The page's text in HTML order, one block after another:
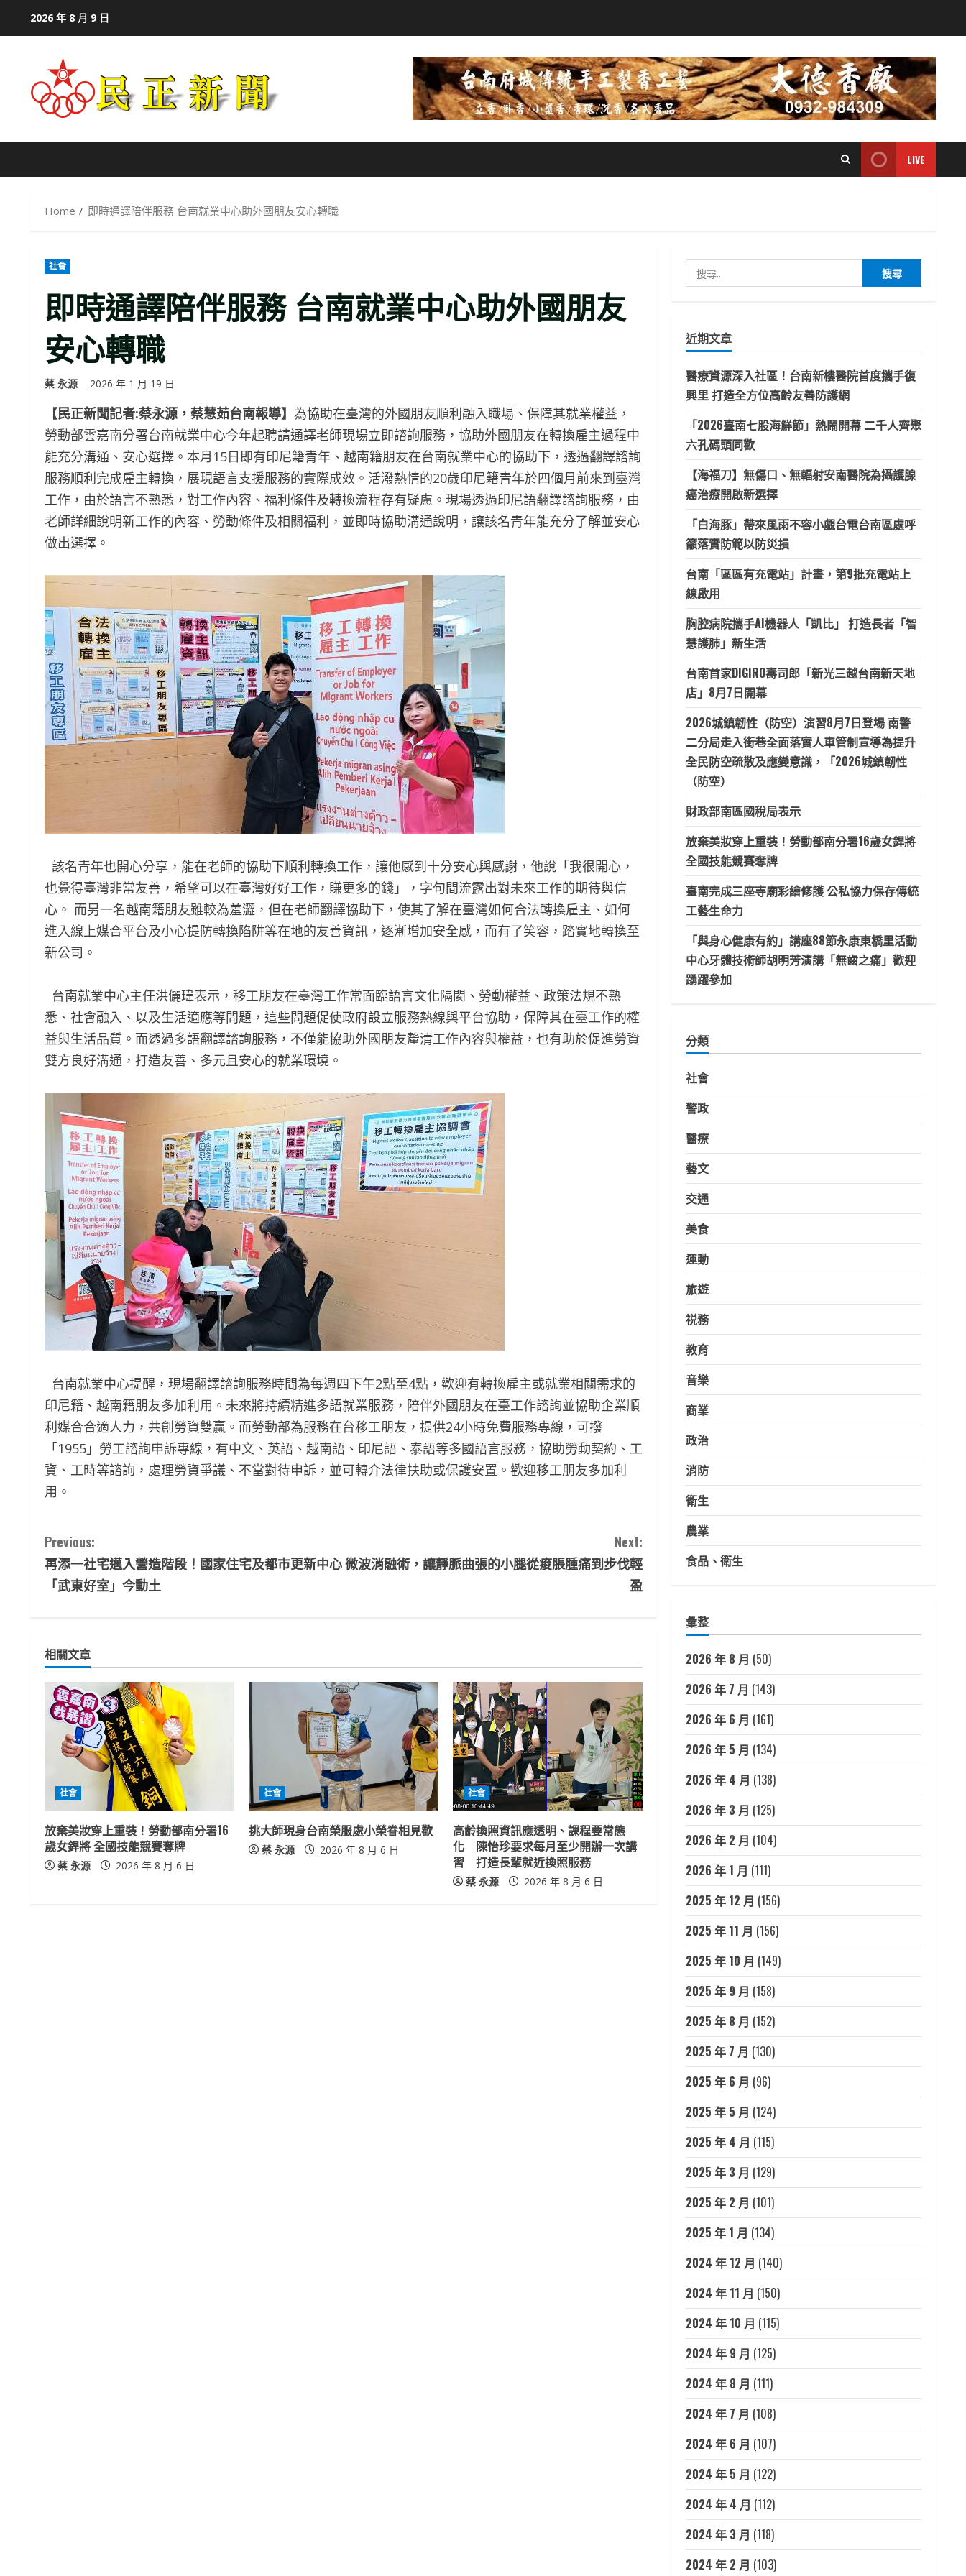
2026 年 8 月 9 日
LIVE
Home 即時通譯陪伴服務 台南就業中心助外國朋友安心轉職
社會
即時通譯陪伴服務 台南就業中心助外國朋友
安心轉職
蔡 永源 2026 年 1 月 19 日
【民正新聞記者:蔡永源，蔡慧茹台南報導】 為協助在臺灣的外國朋友順利融入職場、保障其就業權益，
勞動部雲嘉南分署台南就業中心今年起聘請通譯老師現場立即諮詢服務，協助外國朋友在轉換雇主過程中
能充分溝通、安心選擇。本月15日即有印尼籍青年、越南籍朋友在台南就業中心的協助下，透過翻譯諮詢
服務順利完成雇主轉換，展現語言支援服務的實際成效。活潑熱情的20歲印尼籍青年於四個月前來到臺灣
工作，由於語言不熟悉，對工作內容、福利條件及轉換流程存有疑慮。現場透過印尼語翻譯諮詢服務，由
老師詳細說明新工作的內容、勞動條件及相關福利，並即時協助溝通說明，讓該名青年能充分了解並安心
做出選擇。
該名青年也開心分享，能在老師的協助下順利轉換工作，讓他感到十分安心與感謝，他說「我很開心，
也覺得臺灣非常友善，希望可以在臺灣好好工作，賺更多的錢」，字句間流露出對未來工作的期待與信
心。 而另一名越南籍朋友雖較為羞澀，但在老師翻譯協助下，使其了解在臺灣如何合法轉換雇主、如何
進入線上媒合平台及小心提防轉換陷阱等在地的友善資訊，逐漸增加安全感，而有了笑容，踏實地轉換至
新公司。
台南就業中心主任洪儷瑋表示，移工朋友在臺灣工作常面臨語言文化隔閡、勞動權益、政策法規不熟
悉、社會融入、以及生活適應等問題，這些問題促使政府設立服務熱線與平台協助，保障其在臺工作的權
益與生活品質。而透過多語翻譯諮詢服務，不僅能協助外國朋友釐清工作內容與權益，也有助於促進勞資
雙方良好溝通，打造友善、多元且安心的就業環境。
台南就業中心提醒，現場翻譯諮詢服務時間為每週四下午2點至4點，歡迎有轉換雇主或就業相關需求的
印尼籍、越南籍朋友多加利用。未來將持續精進多語就業服務，陪伴外國朋友在臺工作諮詢並協助企業順
利媒合合適人力，共創勞資雙贏。而勞動部為服務在台移工朋友，提供24小時免費服務專線，可撥
「1955」勞工諮詢申訴專線，有中文、英語、越南語、印尼語、泰語等多國語言服務，協助勞動契約、工
資、工時等諮詢，處理勞資爭議、不當對待申訴，並可轉介法律扶助或保護安置。歡迎移工朋友多加利
用。
C
o
i
n
u
R
e
a
d
Previous:
再添一社宅邁入營造階段！國家住宅及都市更新中心
「武東好室」今動土
Next:
微波消融術，讓靜脈曲張的小腿從痠脹腫痛到步伐輕
盈
相關文章
社會
放棄美妝穿上重裝！勞動部南分署16
歲女銲將 全國技能競賽奪牌
蔡 永源 2026 年 8 月 6 日
社會
挑大師現身台南榮服處小榮眷相見歡
蔡 永源 2026 年 8 月 6 日
社會
高齡換照資訊應透明、課程要常態
化 陳怡珍要求每月至少開辦一次講
習 打造長輩就近換照服務
蔡 永源 2026 年 8 月 6 日
尋
字:
近期文章
醫療資源深入社區！台南新樓醫院首度攜手復
興里 打造全方位高齡友善防護網
「2026臺南七股海鮮節」熱鬧開幕 二千人齊聚
六孔碼頭同歡
【海福刀】無傷口、無輻射安南醫院為攝護腺
癌治療開啟新選擇
「白海豚」帶來風雨不容小覷台電台南區處呼
籲落實防範以防災損
台南「區區有充電站」計畫，第9批充電站上
線啟用
胸腔病院攜手AI機器人「凱比」 打造長者「智
慧護肺」新生活
台南首家DIGIRO壽司郎「新光三越台南新天地
店」8月7日開幕
2026城鎮韌性（防空）演習8月7日登場 南警
二分局走入街巷全面落實人車管制宣導為提升
全民防空疏散及應變意識，「2026城鎮韌性
（防空）
財政部南區國稅局表示
放棄美妝穿上重裝！勞動部南分署16歲女銲將
全國技能競賽奪牌
臺南完成三座寺廟彩繪修護 公私協力保存傳統
工藝生命力
「與身心健康有約」講座88節永康東橋里活動
中心牙體技術師胡明芳演講「無齒之痛」歡迎
踴躍參加
分類
社會
警政
醫療
藝文
交通
美食
運動
旅遊
祱務
教育
音樂
商業
政治
消防
衛生
農業
食品、衛生
彙整
2026 年 8 月 (50)
2026 年 7 月 (143)
2026 年 6 月 (161)
2026 年 5 月 (134)
2026 年 4 月 (138)
2026 年 3 月 (125)
2026 年 2 月 (104)
2026 年 1 月 (111)
2025 年 12 月 (156)
2025 年 11 月 (156)
2025 年 10 月 (149)
2025 年 9 月 (158)
2025 年 8 月 (152)
2025 年 7 月 (130)
2025 年 6 月 (96)
2025 年 5 月 (124)
2025 年 4 月 (115)
2025 年 3 月 (129)
2025 年 2 月 (101)
2025 年 1 月 (134)
2024 年 12 月 (140)
2024 年 11 月 (150)
2024 年 10 月 (115)
2024 年 9 月 (125)
2024 年 8 月 (111)
2024 年 7 月 (108)
2024 年 6 月 (107)
2024 年 5 月 (122)
2024 年 4 月 (112)
2024 年 3 月 (118)
2024 年 2 月 (103)